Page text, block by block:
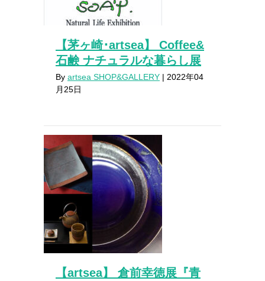
【茅ヶ崎･artsea】 Coffee&
石鹸 ナチュラルな暮らし展
By artsea SHOP&GALLERY | 2022年04
月25日
【artsea】 倉前幸徳展『青